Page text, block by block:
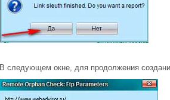
В следующем окне, для продолжения